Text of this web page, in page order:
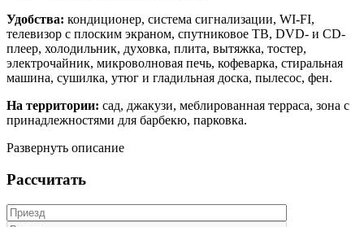
Удобства: кондиционер, система сигнализации, WI-FI,
телевизор с плоским экраном, спутниковое ТВ, DVD- и CD-
плеер, холодильник, духовка, плита, вытяжка, тостер,
электрочайник, микроволновая печь, кофеварка, стиральная
машина, сушилка, утюг и гладильная доска, пылесос, фен.
На территории: сад, джакузи, меблированная терраса, зона с
принадлежностями для барбекю, парковка.
Развернуть описание
Рассчитать